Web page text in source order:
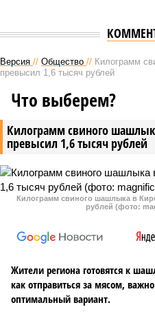
Версия // Общество // Килограмм
превысил 1,6 тысяч рублей
Килограмм свиного
превысил 1,6 тысяч рублей
Что выберем?
Килограмм свиного шашлыка в
рублей (фото:
Жители региона готовятся к
как отправиться за мясом,
оптимальный вариант.